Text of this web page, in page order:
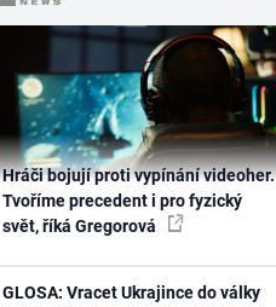
Hráči bojují proti vypínání videoher.
Tvoříme precedent i pro fyzický
svět, říká Gregorová
GLOSA: Vracet Ukrajince do války